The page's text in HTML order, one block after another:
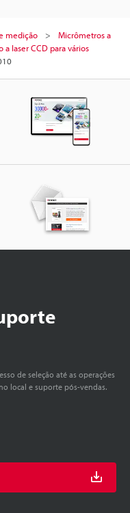
medição
Micrômetros a
a laser CCD para vários
de seleção até as operações
local e suporte pós-vendas.